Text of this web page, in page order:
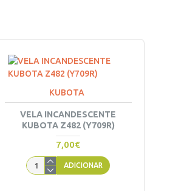
KUBOTA
VELA INCANDESCENTE
KUBOTA Z482 (Y709R)
7,00€
ADICIONAR